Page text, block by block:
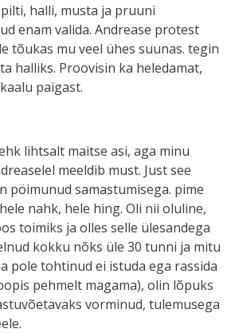
halli, musta ja pruuni
enam valida. Andrease protest
tõukas mu veel ühes suunas. tegin
halliks. Proovisin ka heledamat,
paigast.
lihtsalt maitse asi, aga minu
meeldib must. Just see
pöimunud samastumisega. pime
nahk, hele hing. Oli nii oluline,
toimiks ja olles selle ülesandega
kokku nõks üle 30 tunni ja mitu
pole tohtinud ei istuda ega rassida
pehmelt magama), olin lõpuks
vorminud, tulemusega